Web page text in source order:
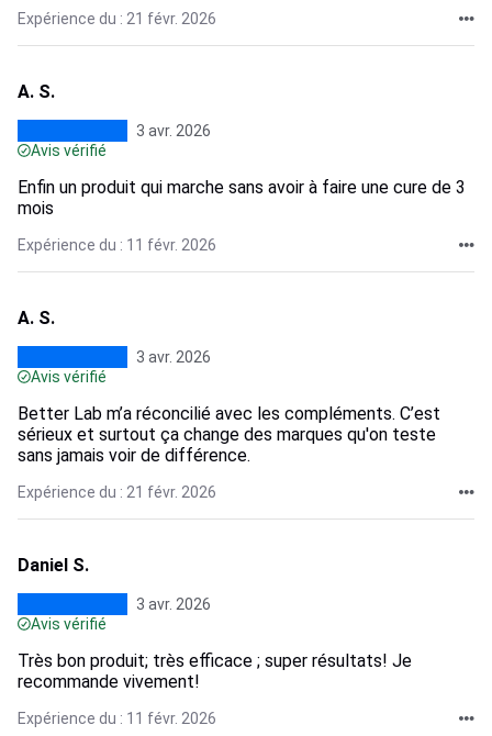
Expérience du : 21 févr. 2026
A. S.
3 avr. 2026
Avis vérifié
Enfin un produit qui marche sans avoir à faire une cure de 3
mois
Expérience du : 11 févr. 2026
A. S.
3 avr. 2026
Avis vérifié
Better Lab m’a réconcilié avec les compléments. C’est
sérieux et surtout ça change des marques qu'on teste
sans jamais voir de différence.
Expérience du : 21 févr. 2026
Daniel S.
3 avr. 2026
Avis vérifié
Très bon produit; très efficace ; super résultats! Je
recommande vivement!
Expérience du : 11 févr. 2026